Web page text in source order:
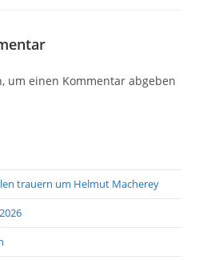
um einen Kommentar abgeben
trauern um Helmut Macherey